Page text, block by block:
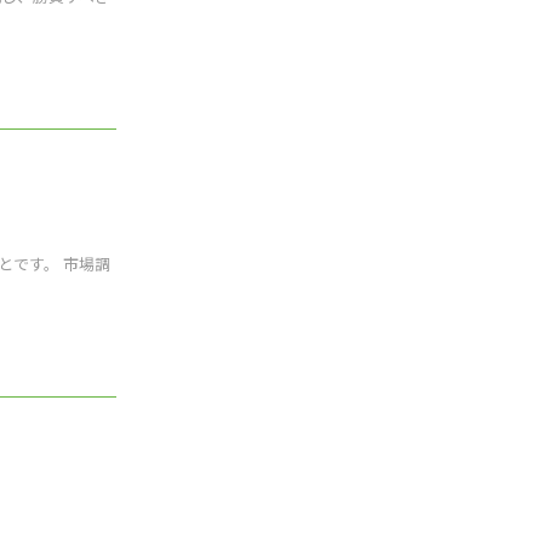
です。 市場調